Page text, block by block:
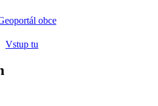
Vstup tu